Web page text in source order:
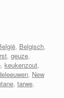
, Belgisch,
, geuze,
, keukenzout,
, New
, tarwe,